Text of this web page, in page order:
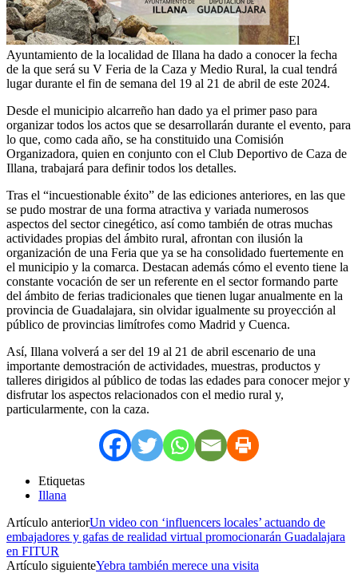
El
Ayuntamiento de la localidad de Illana ha dado a conocer la fecha
de la que será su V Feria de la Caza y Medio Rural, la cual tendrá
lugar durante el fin de semana del 19 al 21 de abril de este 2024.
Desde el municipio alcarreño han dado ya el primer paso para
organizar todos los actos que se desarrollarán durante el evento, para
lo que, como cada año, se ha constituido una Comisión
Organizadora, quien en conjunto con el Club Deportivo de Caza de
Illana, trabajará para definir todos los detalles.
Tras el “incuestionable éxito” de las ediciones anteriores, en las que
se pudo mostrar de una forma atractiva y variada numerosos
aspectos del sector cinegético, así como también de otras muchas
actividades propias del ámbito rural, afrontan con ilusión la
organización de una Feria que ya se ha consolidado fuertemente en
el municipio y la comarca. Destacan además cómo el evento tiene la
constante vocación de ser un referente en el sector formando parte
del ámbito de ferias tradicionales que tienen lugar anualmente en la
provincia de Guadalajara, sin olvidar igualmente su proyección al
público de provincias limítrofes como Madrid y Cuenca.
Así, Illana volverá a ser del 19 al 21 de abril escenario de una
importante demostración de actividades, muestras, productos y
talleres dirigidos al público de todas las edades para conocer mejor y
disfrutar los aspectos relacionados con el medio rural y,
particularmente, con la caza.
Etiquetas
Illana
Artículo anteriorUn video con ‘influencers locales’ actuando de
embajadores y gafas de realidad virtual promocionarán Guadalajara
en FITUR
Artículo siguienteYebra también merece una visita